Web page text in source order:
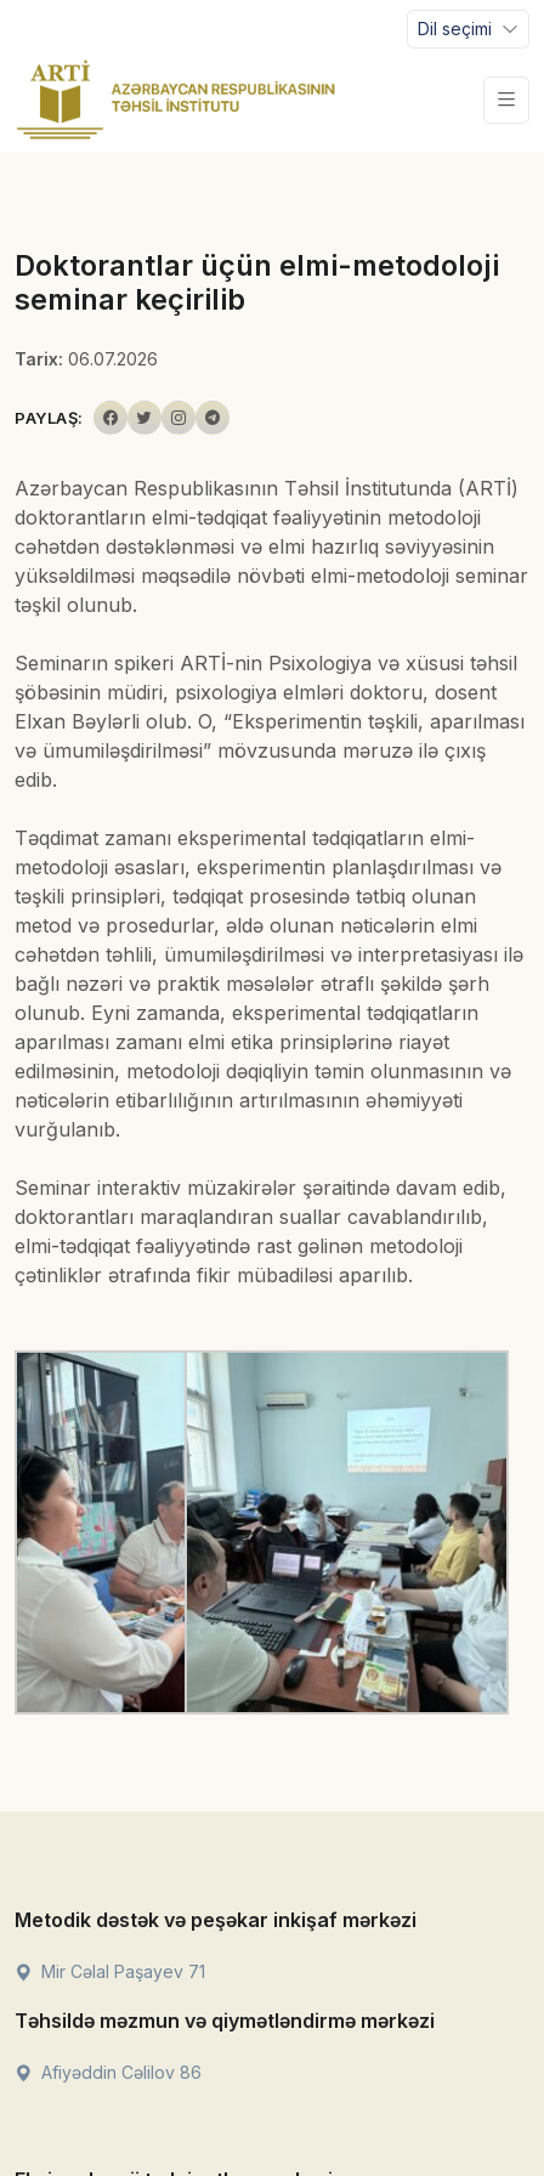
Dil seçimi
Doktorantlar üçün elmi-metodoloji
seminar keçirilib
Tarix: 06.07.2026
PAYLAŞ:
Azərbaycan Respublikasının Təhsil İnstitutunda (ARTİ)
doktorantların elmi-tədqiqat fəaliyyətinin metodoloji
cəhətdən dəstəklənməsi və elmi hazırlıq səviyyəsinin
yüksəldilməsi məqsədilə növbəti elmi-metodoloji seminar
təşkil olunub.
Seminarın spikeri ARTİ-nin Psixologiya və xüsusi təhsil
şöbəsinin müdiri, psixologiya elmləri doktoru, dosent
Elxan Bəylərli olub. O, “Eksperimentin təşkili, aparılması
və ümumiləşdirilməsi” mövzusunda məruzə ilə çıxış
edib.
Təqdimat zamanı eksperimental tədqiqatların elmi-
metodoloji əsasları, eksperimentin planlaşdırılması və
təşkili prinsipləri, tədqiqat prosesində tətbiq olunan
metod və prosedurlar, əldə olunan nəticələrin elmi
cəhətdən təhlili, ümumiləşdirilməsi və interpretasiyası ilə
bağlı nəzəri və praktik məsələlər ətraflı şəkildə şərh
olunub. Eyni zamanda, eksperimental tədqiqatların
aparılması zamanı elmi etika prinsiplərinə riayət
edilməsinin, metodoloji dəqiqliyin təmin olunmasının və
nəticələrin etibarlılığının artırılmasının əhəmiyyəti
vurğulanıb.
Seminar interaktiv müzakirələr şəraitində davam edib,
doktorantları maraqlandıran suallar cavablandırılıb,
elmi-tədqiqat fəaliyyətində rast gəlinən metodoloji
çətinliklər ətrafında fikir mübadiləsi aparılıb.
Metodik dəstək və peşəkar inkişaf mərkəzi
Mir Cəlal Paşayev 71
Təhsildə məzmun və qiymətləndirmə mərkəzi
Afiyəddin Cəlilov 86